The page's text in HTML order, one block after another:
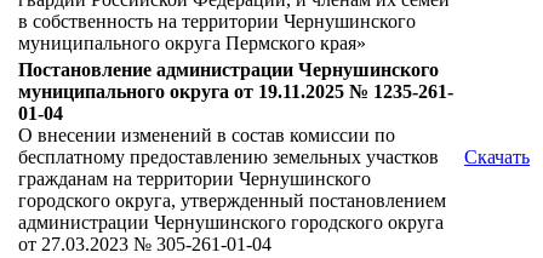
в собственность на территории Чернушинского
муниципального округа Пермского края»
Постановление администрации Чернушинского
муниципального округа от 19.11.2025 № 1235-261-
01-04
О внесении изменений в состав комиссии по
бесплатному предоставлению земельных участков
гражданам на территории Чернушинского
городского округа, утвержденный постановлением
администрации Чернушинского городского округа
от 27.03.2023 № 305-261-01-04
Скачать